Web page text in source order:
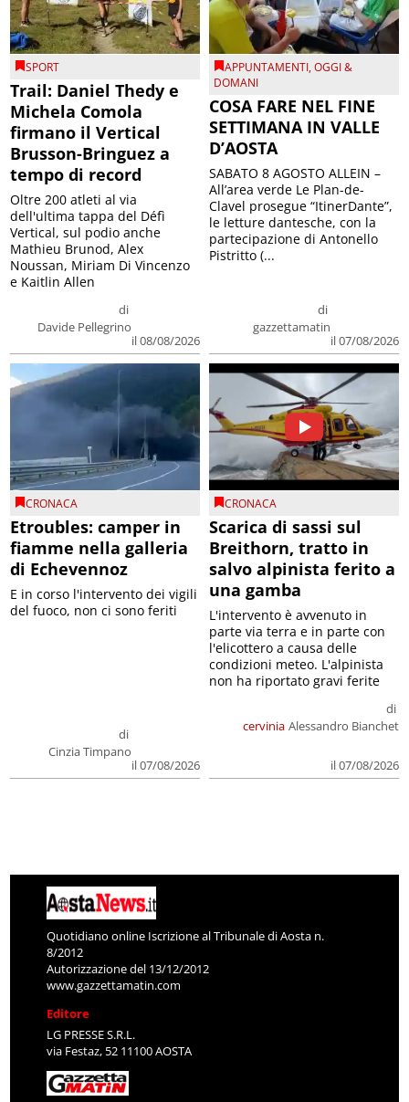
SPORT
Trail: Daniel Thedy e
Michela Comola
firmano il Vertical
Brusson-Bringuez a
tempo di record
di
Davide Pellegrino
il 08/08/2026
Oltre 200 atleti al via
dell'ultima tappa del Défì
Vertical, sul podio anche
Mathieu Brunod, Alex
Noussan, Miriam Di Vincenzo
e Kaitlin Allen
APPUNTAMENTI,OGGI &
DOMANI
COSA FARE NEL FINE
SETTIMANA IN VALLE
D’AOSTA
di
gazzettamatin
il 07/08/2026
SABATO 8 AGOSTO ALLEIN –
All’area verde Le Plan-de-
Clavel prosegue “ItinerDante”,
le letture dantesche, con la
partecipazione di Antonello
Pistritto (...
CRONACA
Etroubles: camper in
fiamme nella galleria
di Echevennoz
di
Cinzia Timpano
il 07/08/2026
E in corso l'intervento dei vigili
del fuoco, non ci sono feriti
CRONACA
Scarica di sassi sul
Breithorn, tratto in
salvo alpinista ferito a
una gamba
cervinia
di
Alessandro Bianchet
il 07/08/2026
L'intervento è avvenuto in
parte via terra e in parte con
l'elicottero a causa delle
condizioni meteo. L'alpinista
non ha riportato gravi ferite
Quotidiano online Iscrizione al Tribunale di Aosta n.
8/2012
Autorizzazione del 13/12/2012
www.gazzettamatin.com
Editore
LG PRESSE S.R.L.
via Festaz, 52 11100 AOSTA